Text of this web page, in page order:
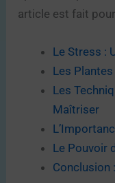
article est fait
Le Stress :
Les
Les
Maîtriser
Le Pouvoir
Conclusion